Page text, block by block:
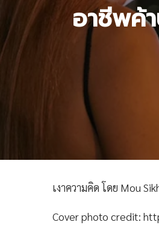
อาชีพค้
เงาความคิด โดย Mou
Cover photo credit: